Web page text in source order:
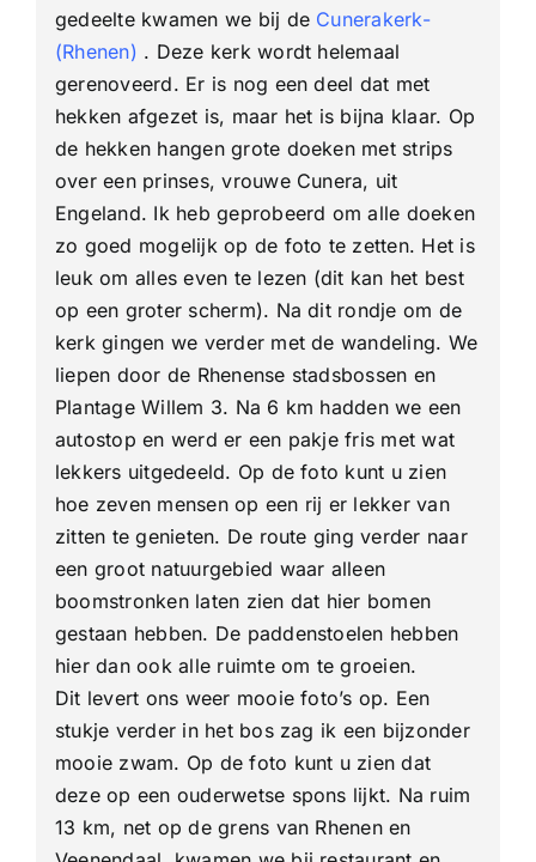
gedeelte kwamen we bij de Cunerakerk-
(Rhenen) . Deze kerk wordt helemaal
gerenoveerd. Er is nog een deel dat met
hekken afgezet is, maar het is bijna klaar. Op
de hekken hangen grote doeken met strips
over een prinses, vrouwe Cunera, uit
Engeland. Ik heb geprobeerd om alle doeken
zo goed mogelijk op de foto te zetten. Het is
leuk om alles even te lezen (dit kan het best
op een groter scherm). Na dit rondje om de
kerk gingen we verder met de wandeling. We
liepen door de Rhenense stadsbossen en
Plantage Willem 3. Na 6 km hadden we een
autostop en werd er een pakje fris met wat
lekkers uitgedeeld. Op de foto kunt u zien
hoe zeven mensen op een rij er lekker van
zitten te genieten. De route ging verder naar
een groot natuurgebied waar alleen
boomstronken laten zien dat hier bomen
gestaan hebben. De paddenstoelen hebben
hier dan ook alle ruimte om te groeien.
Dit levert ons weer mooie foto’s op. Een
stukje verder in het bos zag ik een bijzonder
mooie zwam. Op de foto kunt u zien dat
deze op een ouderwetse spons lijkt. Na ruim
13 km, net op de grens van Rhenen en